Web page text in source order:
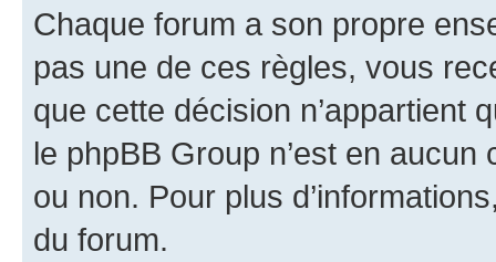
Chaque forum a son propre
pas une de ces règles, vous
que cette décision n’appartient
le phpBB Group n’est en
ou non. Pour plus
du forum.